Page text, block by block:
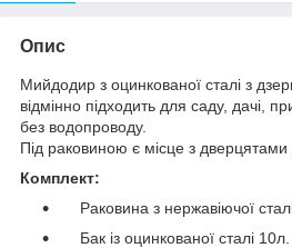
Опис
Мийдодир з оцинкованої сталі з
відмінно підходить для саду, дачі,
без водопроводу.
Під раковиною є місце з дверцятами
Комплект:
Раковина з нержавіючої
Бак із оцинкованої сталі 10л.